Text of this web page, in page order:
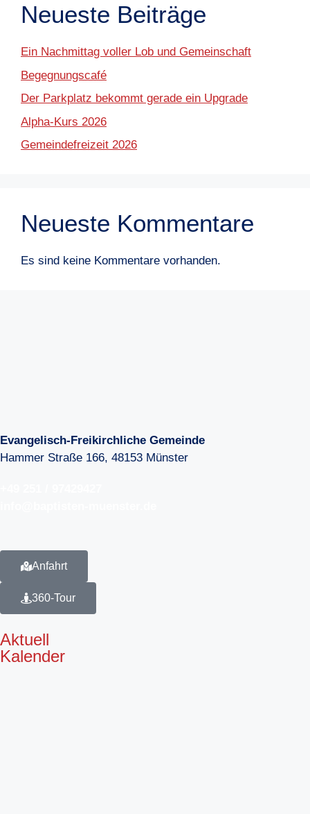
Neueste Beiträge
Ein Nachmittag voller Lob und Gemeinschaft
Begegnungscafé
Der Parkplatz bekommt gerade ein Upgrade
Alpha-Kurs 2026
Gemeindefreizeit 2026
Neueste Kommentare
Es sind keine Kommentare vorhanden.
Evangelisch-Freikirchliche Gemeinde
Hammer Straße 166, 48153 Münster
Anfahrt
360-Tour
Aktuell
Kalender